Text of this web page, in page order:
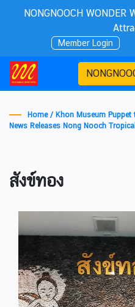
NONGNOOCH
Member Login
Home / Khon Museum
News Releases Nong Nooch
สังข์ทอง